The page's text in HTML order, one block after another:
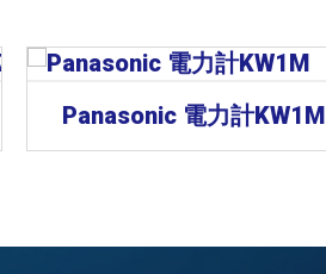
Panasonic 電力計KW1M